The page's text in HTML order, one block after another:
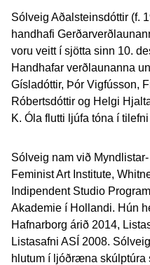
Sólveig Aðalsteinsdóttir (f.
handhafi
voru veitt í sjötta sinn 10.
Handhafar verðlaunanna
Gísladóttir, Þór Vigfússon,
Róbertsdóttir og Helgi
K. Óla flutti ljúfa tóna í
Sólveig nam við
Feminist Art Institute,
Indipendent Studio
Akademie í Hollandi. Hún
Hafnarborg árið 2014,
Listasafni ASÍ 2008.
hlutum í ljóðræna skúlptúra